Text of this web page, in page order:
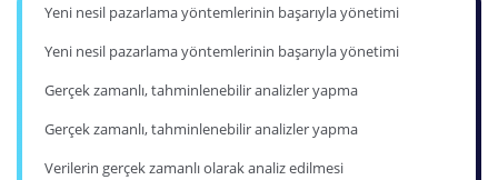
Yeni nesil pazarlama yöntemlerinin başarıyla yönetimi
Yeni nesil pazarlama yöntemlerinin başarıyla yönetimi
Gerçek zamanlı, tahminlenebilir analizler yapma
Gerçek zamanlı, tahminlenebilir analizler yapma
Verilerin gerçek zamanlı olarak analiz edilmesi